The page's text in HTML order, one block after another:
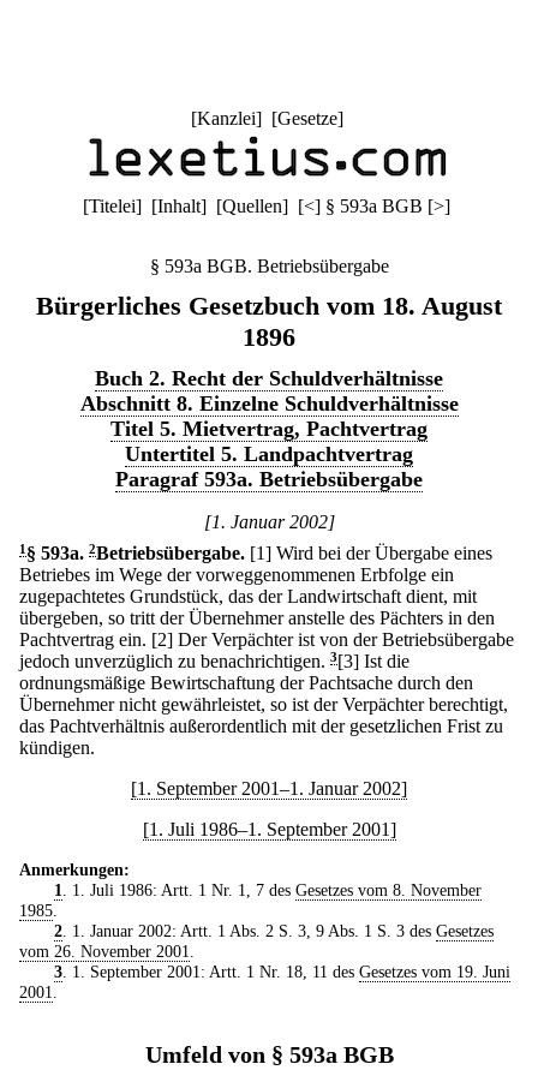
[Kanzlei] [Gesetze]
[Titelei] [Inhalt] [Quellen] [<] § 593a BGB [>]
§ 593a BGB. Betriebsübergabe
Bürgerliches Gesetzbuch vom 18. August
1896
Buch 2. Recht der Schuldverhältnisse
Abschnitt 8. Einzelne Schuldverhältnisse
Titel 5. Mietvertrag, Pachtvertrag
Untertitel 5. Landpachtvertrag
Paragraf 593a. Betriebsübergabe
[1. Januar 2002]
1 § 593a. 2Betriebsübergabe. [1] Wird bei der Übergabe eines
Betriebes im Wege der vorweggenommenen Erbfolge ein
zugepachtetes Grundstück, das der Landwirtschaft dient, mit
übergeben, so tritt der Übernehmer anstelle des Pächters in den
Pachtvertrag ein. [2] Der Verpächter ist von der Betriebsübergabe
jedoch unverzüglich zu benachrichtigen. 3[3] Ist die
ordnungsmäßige Bewirtschaftung der Pachtsache durch den
Übernehmer nicht gewährleistet, so ist der Verpächter berechtigt,
das Pachtverhältnis außerordentlich mit der gesetzlichen Frist zu
kündigen.
[1. September 2001–1. Januar 2002]
[1. Juli 1986–1. September 2001]
Anmerkungen:
1
. 1. Juli 1986: Artt. 1 Nr. 1, 7 des Gesetzes vom 8. November
1985
2. 1. Januar 2002: Artt. 1 Abs. 2 S. 3, 9 Abs. 1 S. 3 des Gesetzes
vom 26. November 2001
3. 1. September 2001: Artt. 1 Nr. 18, 11 des Gesetzes vom 19. Juni
2001
Umfeld von § 593a BGB